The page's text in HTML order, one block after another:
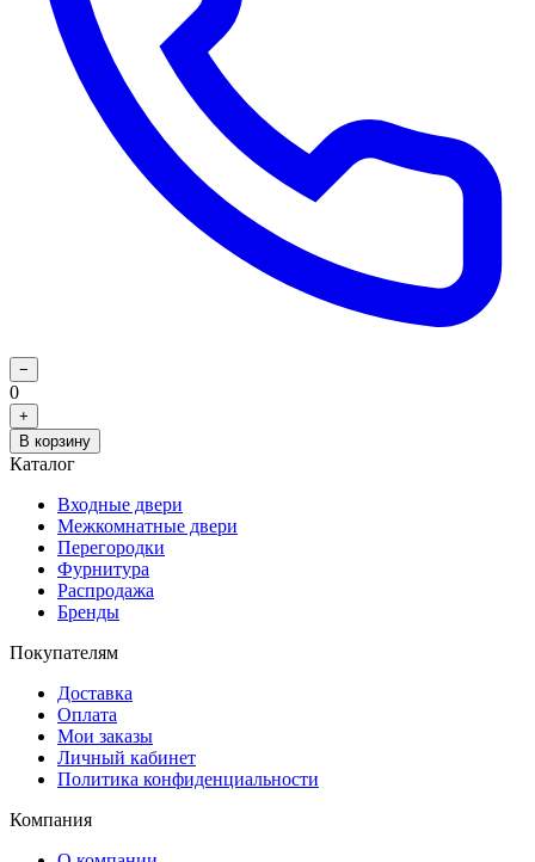
−
0
+
В корзину
Каталог
Входные двери
Межкомнатные двери
Перегородки
Фурнитура
Распродажа
Бренды
Покупателям
Доставка
Оплата
Мои заказы
Личный кабинет
Политика конфиденциальности
Компания